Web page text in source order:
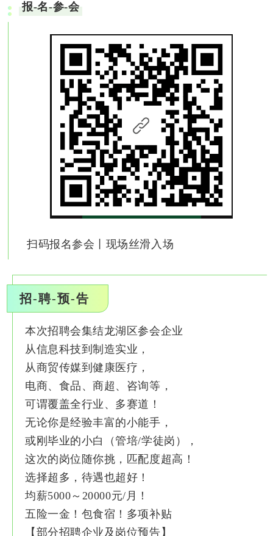
报-名-参-会
扫码报名参会丨现场丝滑入场
招-聘-预-告
本次招聘会集结龙湖区参会企业
从信息科技到制造实业，
从商贸传媒到健康医疗，
电商、食品、商超、咨询等，
可谓覆盖全行业、多赛道！
无论你是经验丰富的小能手，
或刚毕业的小白（管培/学徒岗），
这次的岗位随你挑，匹配度超高！
选择超多，待遇也超好！
均薪5000～20000元/月！
五险一金！包食宿！多项补贴
【部分招聘企业及岗位预告】